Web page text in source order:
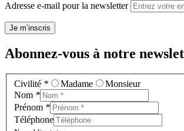
Adresse e-mail pour la newsletter
Je m’inscris
Abonnez-vous à notre
Civilité * Madame
Monsieur
Nom *
Prénom *
Téléphone